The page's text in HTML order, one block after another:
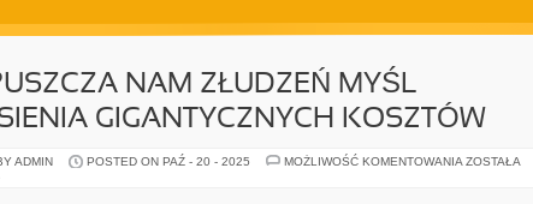
NAM ZŁUDZEŃ MYŚL
GIGANTYCZNYCH KOSZTÓW
ADMIN POSTED ON PAŹ - 20 - 2025 MOŻLIWOŚĆ KOMENTOWANIA NIE
ZOSTAŁA